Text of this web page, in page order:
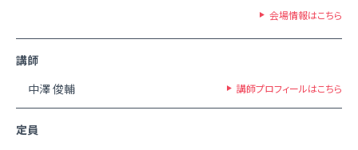
会場情報はこちら
講師
中澤 俊輔
講師プロフィールはこちら
定員